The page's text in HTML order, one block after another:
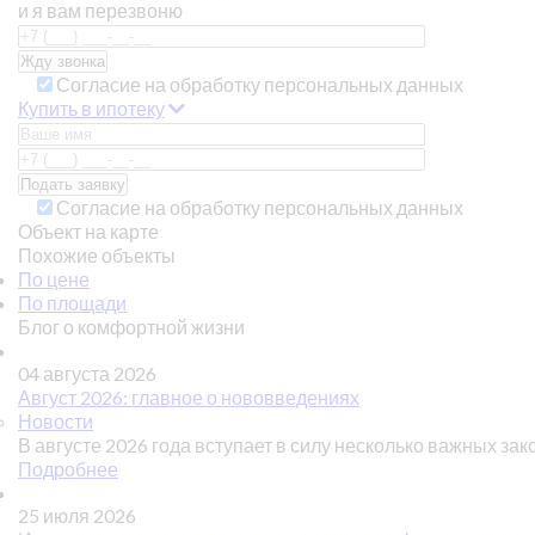
и я вам перезвоню
Согласие на обработку персональных данных
Купить в ипотеку
Согласие на обработку персональных данных
Объект на карте
Похожие объекты
По цене
По площади
Блог о комфортной жизни
04 августа 2026
Август 2026: главное о нововведениях
Новости
В августе 2026 года вступает в силу несколько важных
Подробнее
25 июля 2026